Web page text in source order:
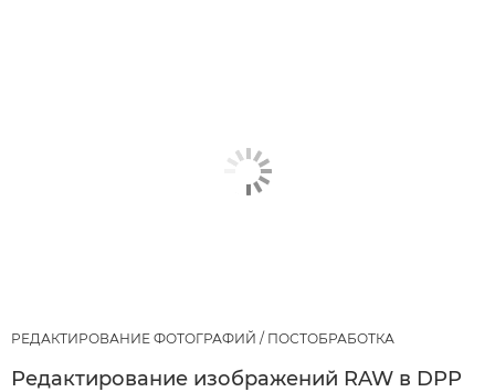
РЕДАКТИРОВАНИЕ ФОТОГРАФИЙ / ПОСТОБРАБОТКА
Редактирование изображений RAW в DPP